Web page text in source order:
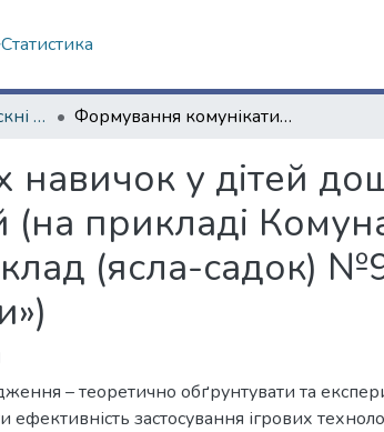
Статистика
Кваліфікаційні випускні роботи магістрів. Навчально-науковий інститут «Українська інженерно-педагогічна академія» Формування комунікативних навичок у дітей дошкільного віку засобами ігрових технологій (на прикладі Комунальний заклад «Дошкільний навчальний заклад (ясла-садок) №96 комбінованого типу Харківської міської ради»)
у дітей
(на прикладі
(ясла-садок)
– теоретично обґрунтувати та
ефективність застосування ігрових